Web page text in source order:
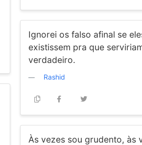
Ignorei os falso afinal se
existissem pra que
verdadeiro.
Rashid
Às vezes sou grudento, às